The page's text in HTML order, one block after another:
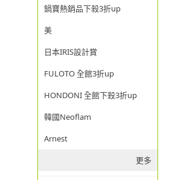
鍋寶熱銷品下殺3折up
美
日本IRIS設計賞
FULOTO 全館3折up
HONDONI 全館下殺3折up
韓國Neoflam
Arnest
更多